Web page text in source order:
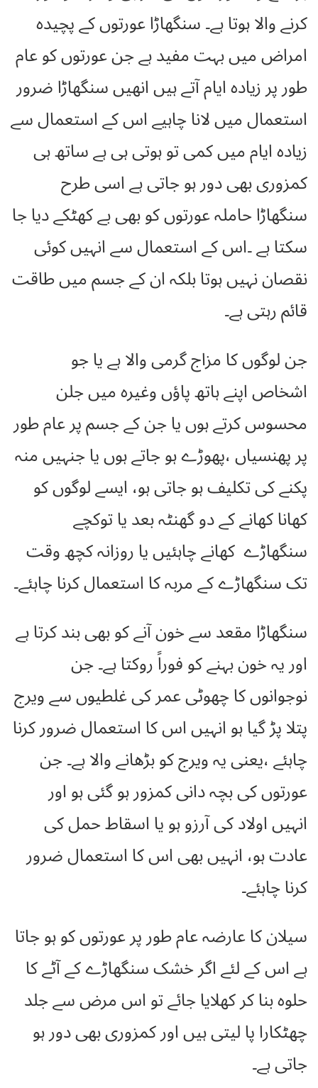
کرنے والا ہوتا ہے۔ سنگھاڑا عورتوں کے پچیدہ
امراض میں بہت مفید ہے جن عورتوں کو عام
طور پر زیادہ ایام آتے ہیں انھیں سنگھاڑا ضرور
استعمال میں لانا چاہیے اس کے استعمال سے
زیادہ ایام میں کمی تو ہوتی ہی ہے ساتھ ہی
کمزوری بھی دور ہو جاتی ہے اسی طرح
سنگھاڑا حاملہ عورتوں کو بھی بے کھٹکے دیا جا
سکتا ہے ۔اس کے استعمال سے انہیں کوئی
نقصان نہیں ہوتا بلکہ ان کے جسم میں طاقت
قائم رہتی ہے۔
جن لوگوں کا مزاج گرمی والا ہے یا جو
اشخاص اپنے ہاتھ پاؤں وغیرہ میں جلن
محسوس کرتے ہوں یا جن کے جسم پر عام طور
پر پھنسیاں ،پھوڑے ہو جاتے ہوں یا جنہیں منہ
پکنے کی تکلیف ہو جاتی ہو، ایسے لوگوں کو
کھانا کھانے کے دو گھنٹہ بعد یا توکچے
سنگھاڑے کھانے چاہئیں یا روزانہ کچھ وقت
تک سنگھاڑے کے مربہ کا استعمال کرنا چاہئے۔
سنگھاڑا مقعد سے خون آنے کو بھی بند کرتا ہے
اور یہ خون بہنے کو فوراً روکتا ہے۔ جن
نوجوانوں کا چھوٹی عمر کی غلطیوں سے ویرج
پتلا پڑ گیا ہو انہیں اس کا استعمال ضرور کرنا
چاہئے ،یعنی یہ ویرج کو بڑھانے والا ہے۔ جن
عورتوں کی بچہ دانی کمزور ہو گئی ہو اور
انہیں اولاد کی آرزو ہو یا اسقاط حمل کی
عادت ہو، انہیں بھی اس کا استعمال ضرور
کرنا چاہئے۔
سیلان کا عارضہ عام طور پر عورتوں کو ہو جاتا
ہے اس کے لئے اگر خشک سنگھاڑے کے آٹے کا
حلوہ بنا کر کھلایا جائے تو اس مرض سے جلد
چھٹکارا پا لیتی ہیں اور کمزوری بھی دور ہو
جاتی ہے۔